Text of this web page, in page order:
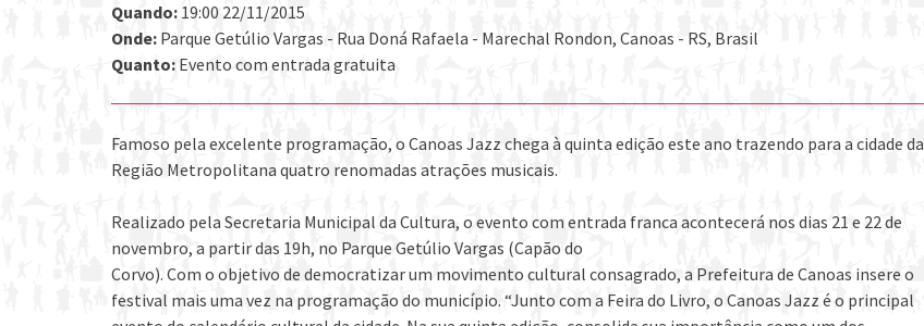
Quando: 19:00 22/11/2015
Onde: Parque Getúlio Vargas - Rua Doná Rafaela - Marechal Rondon, Canoas - RS, Brasil
Quanto: Evento com entrada gratuita
Famoso pela excelente programação, o Canoas Jazz chega à quinta edição este ano trazendo para a cidade da
Região Metropolitana quatro renomadas atrações musicais.
Realizado pela Secretaria Municipal da Cultura, o evento com entrada franca acontecerá nos dias 21 e 22 de
novembro, a partir das 19h, no Parque Getúlio Vargas (Capão do
Corvo). Com o objetivo de democratizar um movimento cultural consagrado, a Prefeitura de Canoas insere o
festival mais uma vez na programação do município. “Junto com a Feira do Livro, o Canoas Jazz é o principal